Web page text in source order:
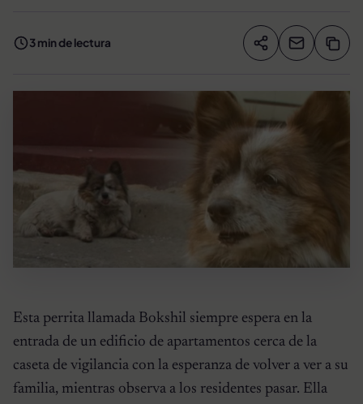
3 min de lectura Compartir
Esta perrita llamada Bokshil siempre espera en la
entrada de un edificio de apartamentos cerca de la
caseta de vigilancia con la esperanza de volver a ver a su
familia, mientras observa a los residentes pasar. Ella